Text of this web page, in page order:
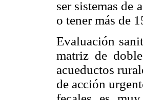
ser sistemas de
o tener más de
Evaluación
matriz de
acueductos
de acción